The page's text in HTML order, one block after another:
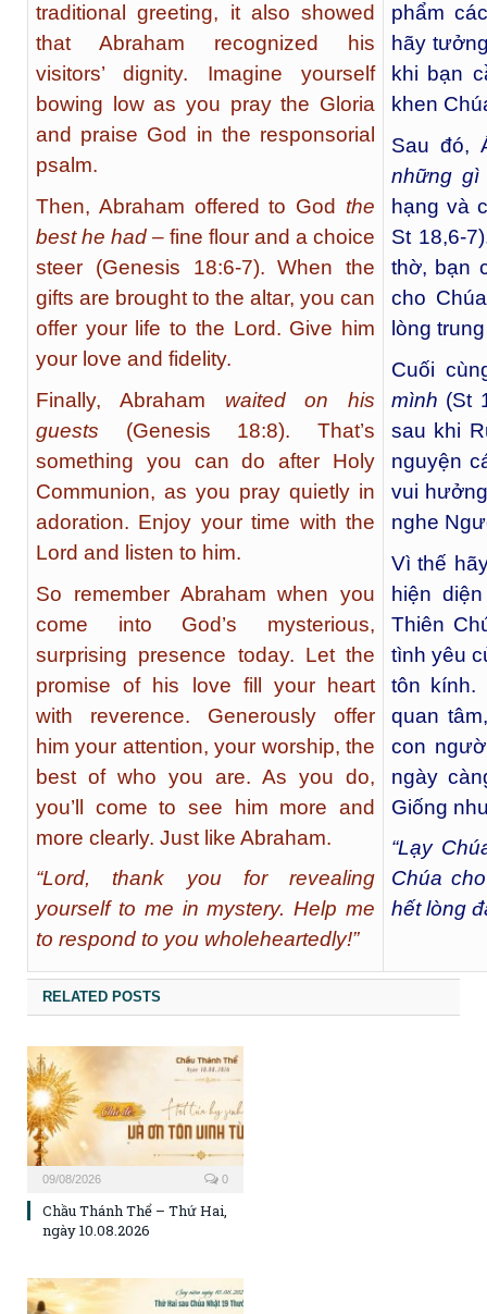
traditional greeting, it also showed
that Abraham recognized his
visitors’ dignity. Imagine yourself
bowing low as you pray the Gloria
and praise God in the responsorial
psalm.
Then, Abraham offered to God the
best he had – fine flour and a choice
steer (Genesis 18:6-7). When the
gifts are brought to the altar, you can
offer your life to the Lord. Give him
your love and fidelity.
Finally, Abraham waited on his
guests (Genesis 18:8). That’s
something you can do after Holy
Communion, as you pray quietly in
adoration. Enjoy your time with the
Lord and listen to him.
So remember Abraham when you
come into God’s mysterious,
surprising presence today. Let the
promise of his love fill your heart
with reverence. Generously offer
him your attention, your worship, the
best of who you are. As you do,
you’ll come to see him more and
more clearly. Just like Abraham.
“Lord, thank you for revealing
yourself to me in mystery. Help me
to respond to you wholeheartedly!”
phẩm
hãy
khi bạn
khen
Sau đó,
những gì
hạng và
St 18,6-
thờ, bạn
cho
lòng
Cuối
mình (St
sau khi
nguyện
vui
nghe
Vì thế
hiện
Thiên
tình yêu
tôn kính.
quan
con
ngày
Giống
“Lạy
Chúa
hết lòng
RELATED POSTS
09/08/2026 0
Chầu Thánh Thể – Thứ Hai,
ngày 10.08.2026